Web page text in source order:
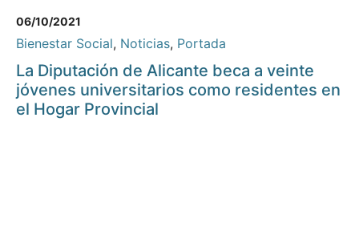
06/10/2021
Bienestar Social, Noticias, Portada
La Diputación de Alicante beca a veinte
jóvenes universitarios como residentes en
el Hogar Provincial